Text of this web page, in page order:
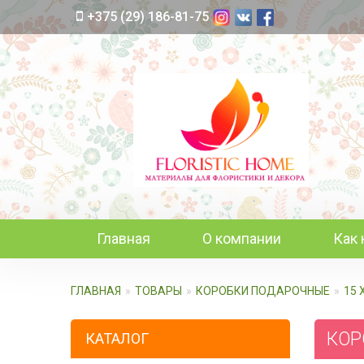
+375 (29) 186-81-75
Главная О компании Как
ГЛАВНАЯ ТОВАРЫ КОРОБКИ ПОДАРОЧНЫЕ 15
КАТАЛОГ